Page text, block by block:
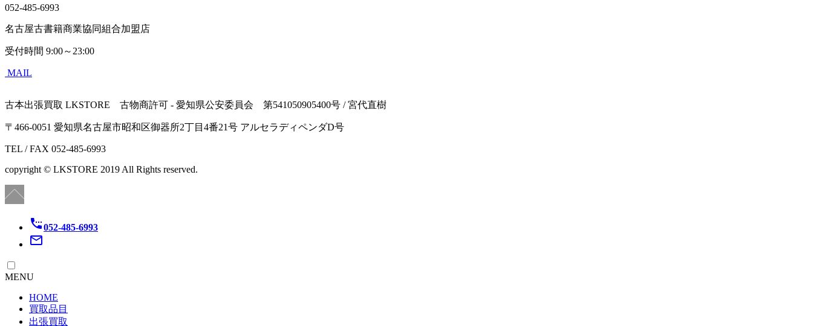
052-485-6993
名古屋古書籍商業協同組合加盟店
受付時間 9:00～23:00
MAIL
古本出張買取 LKSTORE 古物商許可 - 愛知県公安委員会 第541050905400号 / 宮代直樹
〒466-0051 愛知県名古屋市昭和区御器所2丁目4番21号 アルセラディペンダD号
TEL / FAX 052-485-6993
copyright © LKSTORE 2019 All Rights reserved.
settings_phone052-485-6993
mail_outline
MENU
HOME
買取品目
出張買取